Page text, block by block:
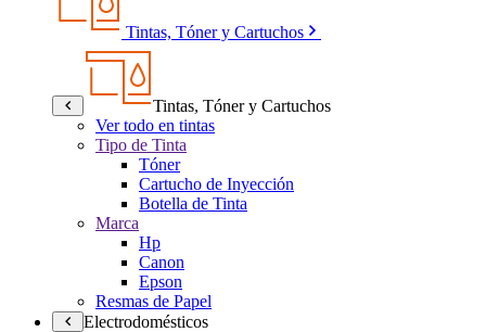
Tintas, Tóner y Cartuchos
Tintas, Tóner y Cartuchos
Ver todo en tintas
Tipo de Tinta
Tóner
Cartucho de Inyección
Botella de Tinta
Marca
Hp
Canon
Epson
Resmas de Papel
Electrodomésticos